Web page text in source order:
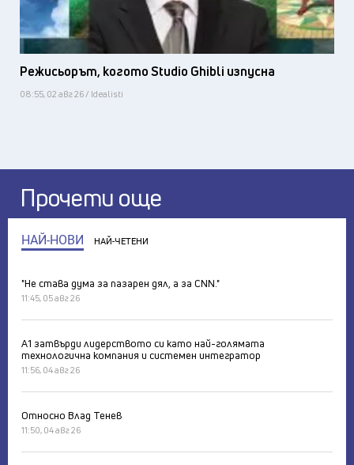
Режисьорът, когото Studio Ghibli изпусна
08:55, 02 авг 26 / Idealisti
Прочети още
НАЙ-НОВИ НАЙ-ЧЕТЕНИ
"Не става дума за пазарен дял, а за CNN."
11:45, 05 авг 26
А1 затвърди лидерството си като най-голямата
технологична компания и системен интегратор
11:56, 04 авг 26
Относно Влад Тенев
11:50, 04 авг 26